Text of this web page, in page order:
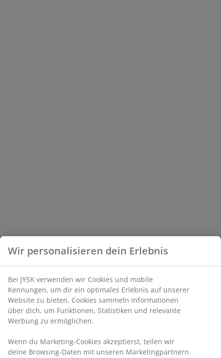
Wir personalisieren dein Erlebnis
Bei JYSK verwenden wir Cookies und mobile
Kennungen, um dir ein optimales Erlebnis auf unserer
Website zu bieten. Cookies sammeln Informationen
über dich, um Funktionen, Statistiken und relevante
Werbung zu ermöglichen.
Wenn du Marketing-Cookies akzeptierst, teilen wir
deine Browsing-Daten mit unseren Marketingpartnern